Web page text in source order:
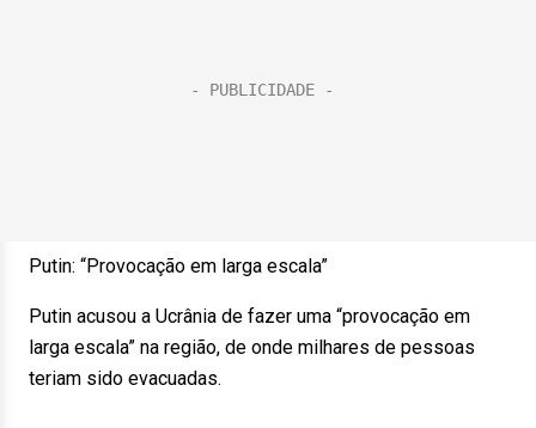
Putin: “Provocação em larga escala”
Putin acusou a Ucrânia de fazer uma “provocação em
larga escala” na região, de onde milhares de pessoas
teriam sido evacuadas.